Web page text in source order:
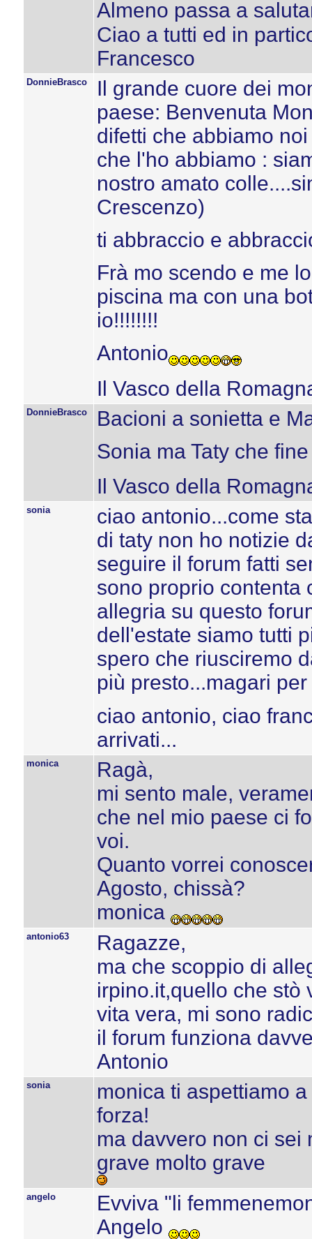
Almeno passa a
Ciao a tutti ed in
Francesco
DonnieBrasco
Il grande cuore dei
paese: Benvenuta
difetti che abbiamo
che l'ho abbiamo :
nostro amato
Crescenzo)
ti abbraccio e
Frà mo scendo e me
piscina ma con una
io!!!!!!!!
Antonio
Il Vasco della
DonnieBrasco
Bacioni a sonietta e
Sonia ma Taty che
Il Vasco della
sonia
ciao antonio...come
di taty non ho notizie
seguire il forum fatti
sono proprio contenta
allegria su questo
dell'estate siamo tutti
spero che riusciremo
più presto...magari
ciao antonio, ciao
arrivati...
monica
Ragà,
mi sento male,
che nel mio paese ci
voi.
Quanto vorrei
Agosto, chissà?
monica
antonio63
Ragazze,
ma che scoppio di
irpino.it,quello che stò
vita vera, mi sono
il forum funziona
Antonio
sonia
monica ti aspettiamo
forza!
ma davvero non ci sei
grave molto grave
angelo
Evviva "li
Angelo